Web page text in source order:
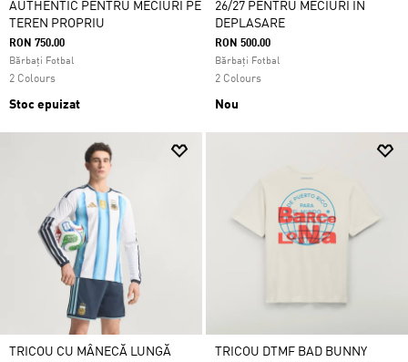
AUTHENTIC PENTRU MECIURI PE
TEREN PROPRIU
RON 750.00
Bărbați Fotbal
2 Colours
Stoc epuizat
26/27 PENTRU MECIURI ÎN
DEPLASARE
RON 500.00
Bărbați Fotbal
2 Colours
Nou
TRICOU CU MÂNECĂ LUNGĂ
TRICOU DTMF BAD BUNNY